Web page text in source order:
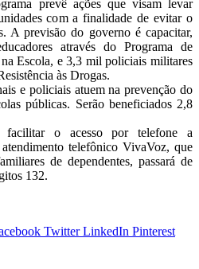
prevê ações que visam levar
com a finalidade de evitar o
A previsão do governo é capacitar,
através do Programa de
Escola, e 3,3 mil policiais militares
às Drogas.
e policiais atuem na prevenção do
públicas. Serão beneficiados 2,8
o acesso por telefone a
telefônico VivaVoz, que
de dependentes, passará de
132.
Twitter LinkedIn Pinterest